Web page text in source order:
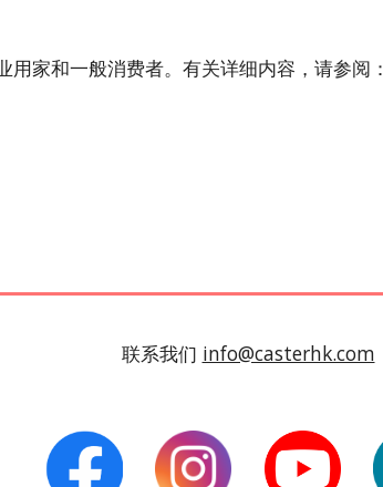
家和一般消费者。有关详细内容，请参阅：
联系我们 info@casterhk.com